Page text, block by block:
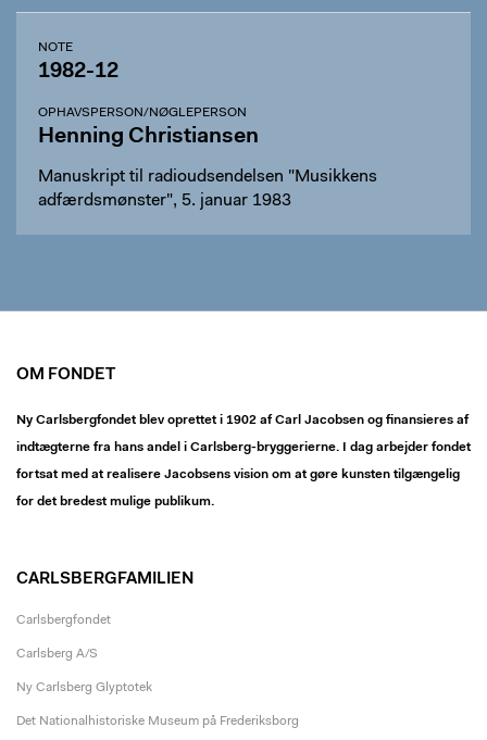
NOTE
1982-12
OPHAVSPERSON/NØGLEPERSON
Henning Christiansen
Manuskript til radioudsendelsen "Musikkens
adfærdsmønster", 5. januar 1983
OM FONDET
Ny Carlsbergfondet blev oprettet i 1902 af Carl Jacobsen og finansieres af
indtægterne fra hans andel i Carlsberg-bryggerierne. I dag arbejder fondet
fortsat med at realisere Jacobsens vision om at gøre kunsten tilgængelig
for det bredest mulige publikum.
CARLSBERGFAMILIEN
Carlsbergfondet
Carlsberg A/S
Ny Carlsberg Glyptotek
Det Nationalhistoriske Museum på Frederiksborg